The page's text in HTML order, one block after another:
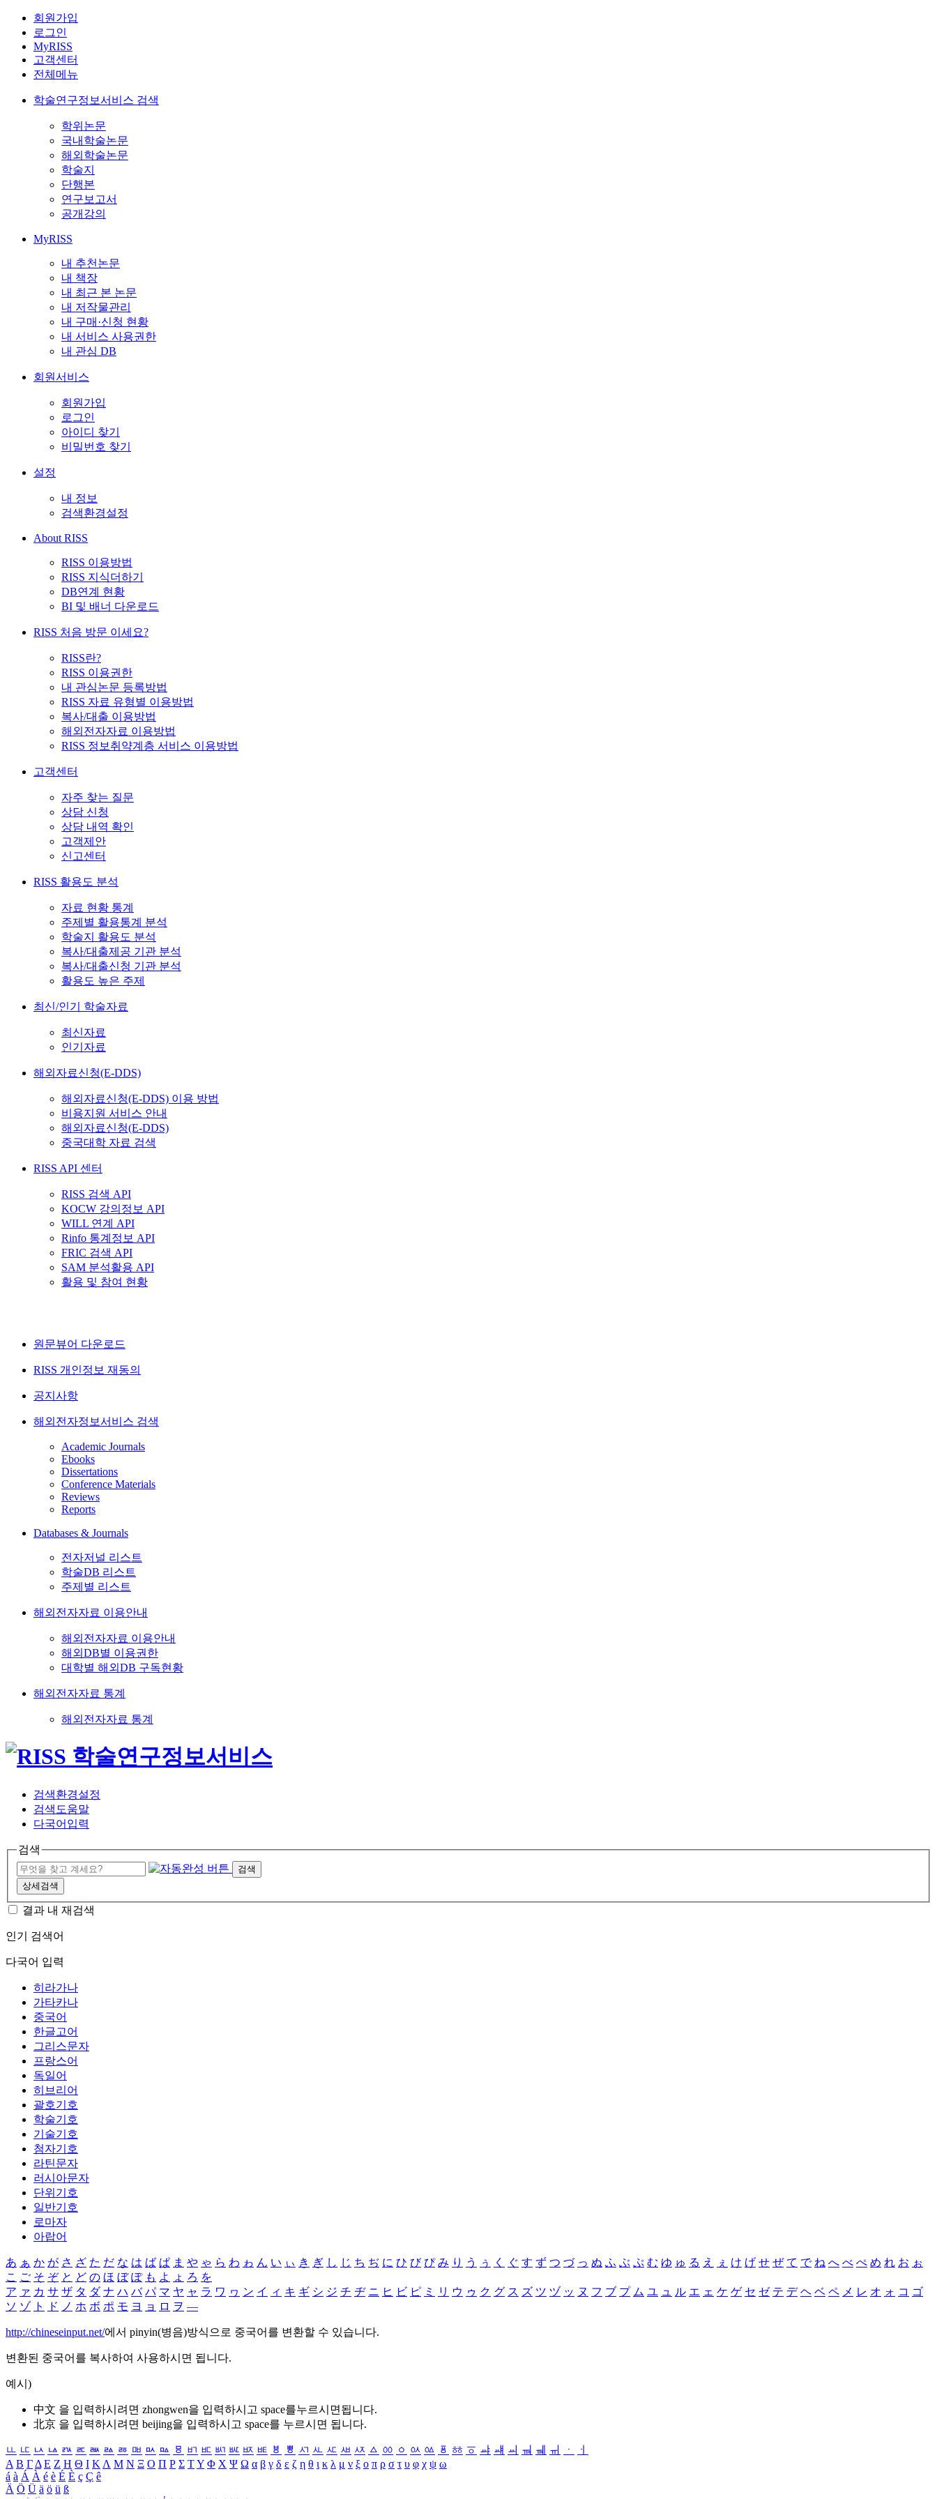
회원가입
로그인
MyRISS
고객센터
전체메뉴
학술연구정보서비스 검색
학위논문
국내학술논문
해외학술논문
학술지
단행본
연구보고서
공개강의
MyRISS
내 추천논문
내 책장
내 최근 본 논문
내 저작물관리
내 구매·신청 현황
내 서비스 사용권한
내 관심 DB
회원서비스
회원가입
로그인
아이디 찾기
비밀번호 찾기
설정
내 정보
검색환경설정
About RISS
RISS 이용방법
RISS 지식더하기
DB연계 현황
BI 및 배너 다운로드
RISS 처음 방문 이세요?
RISS란?
RISS 이용권한
내 관심논문 등록방법
RISS 자료 유형별 이용방법
복사/대출 이용방법
해외전자자료 이용방법
RISS 정보취약계층 서비스 이용방법
고객센터
자주 찾는 질문
상담 신청
상담 내역 확인
고객제안
신고센터
RISS 활용도 분석
자료 현황 통계
주제별 활용통계 분석
학술지 활용도 분석
복사/대출제공 기관 분석
복사/대출신청 기관 분석
활용도 높은 주제
최신/인기 학술자료
최신자료
인기자료
해외자료신청(E-DDS)
해외자료신청(E-DDS) 이용 방법
비용지원 서비스 안내
해외자료신청(E-DDS)
중국대학 자료 검색
RISS API 센터
RISS 검색 API
KOCW 강의정보 API
WILL 연계 API
Rinfo 통계정보 API
FRIC 검색 API
SAM 분석활용 API
활용 및 참여 현황
원문뷰어 다운로드
RISS 개인정보 재동의
공지사항
해외전자정보서비스 검색
Academic Journals
Ebooks
Dissertations
Conference Materials
Reviews
Reports
Databases & Journals
전자저널 리스트
학술DB 리스트
주제별 리스트
해외전자자료 이용안내
해외전자자료 이용안내
해외DB별 이용권한
대학별 해외DB 구독현황
해외전자자료 통계
해외전자자료 통계
검색환경설정
검색도움말
다국어입력
검색
검색
상세검색
결과 내 재검색
인기 검색어
다국어 입력
히라가나
가타카나
중국어
한글고어
그리스문자
프랑스어
독일어
히브리어
괄호기호
학술기호
기술기호
첨자기호
라틴문자
러시아문자
단위기호
일반기호
로마자
아랍어
あ ぁ か が さ ざ た だ な は ば ぱ ま や ゃ ら わ ゎ ん い ぃ き ぎ し じ ち ぢ に ひ び ぴ み り う ぅ く ぐ す ず つ づ っ ぬ ふ ぶ ぷ む ゆ ゅ る え ぇ け げ せ ぜ て で ね へ べ ぺ め れ お ぉ
こ ご そ ぞ と ど の ほ ぼ ぽ も よ ょ ろ を
ア ァ カ サ ザ タ ダ ナ ハ バ パ マ ヤ ャ ラ ワ ヮ ン イ ィ キ ギ シ ジ チ ヂ ニ ヒ ビ ピ ミ リ ウ ゥ ク グ ス ズ ツ ヅ ッ ヌ フ ブ プ ム ユ ュ ル エ ェ ケ ゲ セ ゼ テ デ ヘ ベ ペ メ レ オ ォ コ ゴ
ソ ゾ ト ド ノ ホ ボ ポ モ ヨ ョ ロ ヲ ―
http://chineseinput.net/에서 pinyin(병음)방식으로 중국어를 변환할 수 있습니다.
변환된 중국어를 복사하여 사용하시면 됩니다.
예시)
中文 을 입력하시려면 zhongwen을 입력하시고 space를누르시면됩니다.
北京 을 입력하시려면 beijing을 입력하시고 space를 누르시면 됩니다.
ㅥ ㅦ ㅧ ㅨ ㅩ ㅪ ㅫ ㅬ ㅭ ㅮ ㅯ ㅰ ㅱ ㅲ ㅳ ㅴ ㅵ ㅶ ㅷ ㅸ ㅹ ㅺ ㅻ ㅼ ㅽ ㅾ ㅿ ㆀ ㆁ ㆂ ㆃ ㆄ ㆅ ㆆ ㆇ ㆈ ㆉ ㆊ ㆋ ㆌ ㆍ
ㆎ
Α Β ΓΔ Ε Ζ Η Θ Ι ΚΛ Μ Ν Ξ Ο Π Ρ Σ ΤΥ Φ Χ Ψ Ω α β γ δ ε ζ η θ ι κ λ μ ν ξ ο π ρ σ τ υ φ χ ψ ω
á à Á À é è É È ç Ç ê
Ä Ö Ü ä ö ü ß